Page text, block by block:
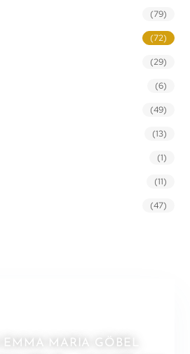
(79)
(72)
(29)
(6)
(49)
(13)
(1)
(11)
(47)
EMMA MARIA GÖBEL